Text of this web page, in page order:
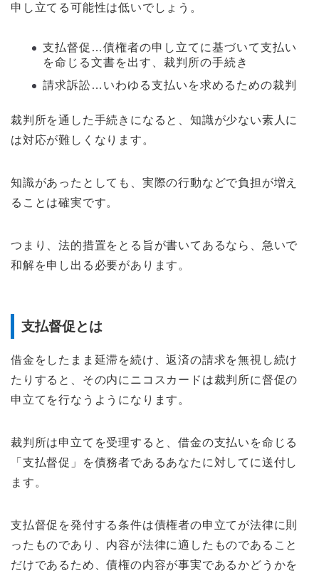
申し立てる可能性は低いでしょう。
支払督促…債権者の申し立てに基づいて支払い
を命じる文書を出す、裁判所の手続き
請求訴訟…いわゆる支払いを求めるための裁判
裁判所を通した手続きになると、知識が少ない素人に
は対応が難しくなります。
知識があったとしても、実際の行動などで負担が増え
ることは確実です。
つまり、法的措置をとる旨が書いてあるなら、急いで
和解を申し出る必要があります。
支払督促とは
借金をしたまま延滞を続け、返済の請求を無視し続け
たりすると、その内にニコスカードは裁判所に督促の
申立てを行なうようになります。
裁判所は申立てを受理すると、借金の支払いを命じる
「支払督促」を債務者であるあなたに対してに送付し
ます。
支払督促を発付する条件は債権者の申立てが法律に則
ったものであり、内容が法律に適したものであること
だけであるため、債権の内容が事実であるかどうかを